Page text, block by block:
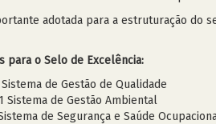
adotada para a estruturação do
para o Selo de Excelência:
de Gestão de Qualidade
Sistema de Gestão Ambiental
de Segurança e Saúde